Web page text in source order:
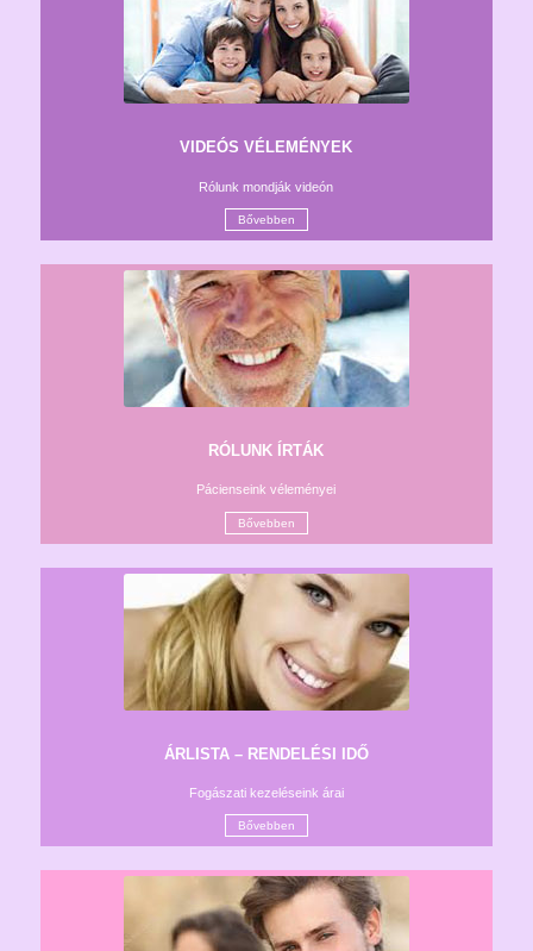
VIDEÓS VÉLEMÉNYEK
Rólunk mondják videón
Bővebben
RÓLUNK ÍRTÁK
Pácienseink véleményei
Bővebben
ÁRLISTA – RENDELÉSI IDŐ
Fogászati kezeléseink árai
Bővebben